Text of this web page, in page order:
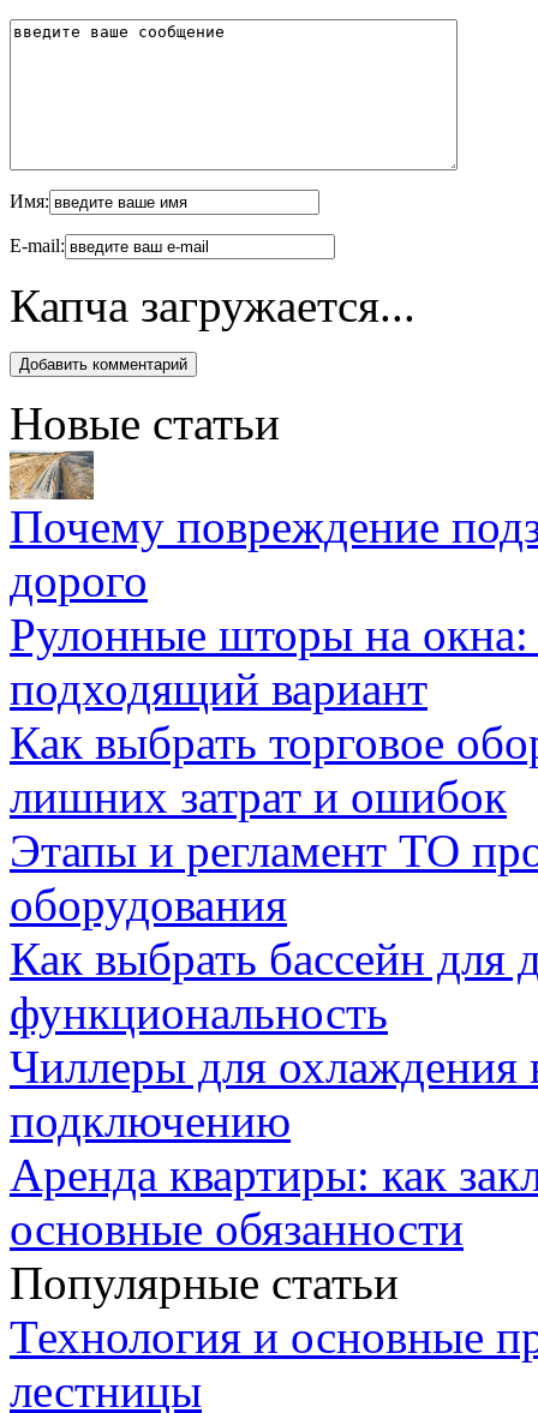
Имя:
E-mail:
Капча загружается...
Новые статьи
Почему повреждение
дорого
Рулонные шторы на
подходящий вариант
Как выбрать торговое
лишних затрат и ошибок
Этапы и регламент ТО
оборудования
Как выбрать бассейн для
функциональность
Чиллеры для охлаждения
подключению
Аренда квартиры: как
основные обязанности
Популярные статьи
Технология и основные
лестницы